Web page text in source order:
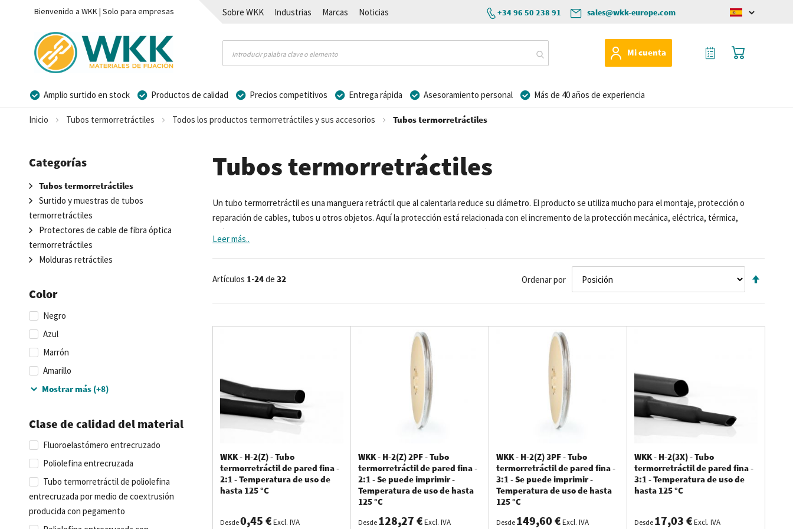
Bienvenido a WKK | Solo para empresas Sobre WKK Industrias Marcas
Noticias
sales@wkk-europe.com
+34 96 50 238 91
Change
Mi cuenta
Mi cesta
Mi Cotización
Amplio surtido en stock Productos de calidad Precios competitivos Entrega rápida Asesoramiento personal
Más de 40 años de experiencia
Posibilidad de crear marca privada
Inicio Tubos termorretráctiles Todos los productos termorretráctiles y sus accesorios Tubos termorretráctiles
Tubos termorretráctiles
Un tubo termorretráctil es una manguera retráctil que al calentarla reduce su diámetro. El producto se utiliza mucho para el montaje, protección o
reparación de cables, tubos u otros objetos. Aquí la protección está relacionada con el incremento de la protección mecánica, eléctrica, térmica,
química o ambiental del objeto. Además, los tubos termorretráctiles también son adecuados para marcar (etiquetar) cables u otros objetos.
¿Por qué escoger los tubos termorretráctiles de WKK?
La reparación de cables u otros objetos
El marcado de cables u otros objetos (por medio del color o en combinación con texto o logotipo)
diferentes versiones y medidas. Tanto si busca tubos termorretráctiles con pegamento o transparentes. En WKK encontrará fácilmente los tubos
termorretráctiles que mejor le van a su aplicación.
La protección de cables u otros objetos
Leer más..
Artículos 1-24de32 Ordenar por
WKK - H-2(Z) - Tubo
termorretráctil de pared fina -
2:1 - Temperatura de uso de
hasta 125 °C
Desde0,45 €Excl. IVA
WKK - H-2(Z) 2PF - Tubo
termorretráctil de pared fina -
2:1 - Se puede imprimir -
Temperatura de uso de hasta
125 °C
Desde 128,27 €Excl. IVA
WKK - H-2(Z) 3PF - Tubo
termorretráctil de pared fina -
3:1 - Se puede imprimir -
Temperatura de uso de hasta
125 °C
Desde 149,60 €Excl. IVA
WKK - H-2(3X) - Tubo
termorretráctil de pared fina -
3:1 - Temperatura de uso de
hasta 125 °C
Desde 17,03 €Excl. IVA
Categorías
Tubos termorretráctiles
Surtido y muestras de tubos
termorretráctiles
Protectores de cable de fibra óptica
termorretráctiles
Molduras retráctiles
Color
Negro
Azul
Marrón
Amarillo
Mostrar más (+8)
Clase de calidad del material
Fluoroelastómero entrecruzado
Poliolefina entrecruzada
Tubo termorretráctil de poliolefina
entrecruzada por medio de coextrusión
producida con pegamento